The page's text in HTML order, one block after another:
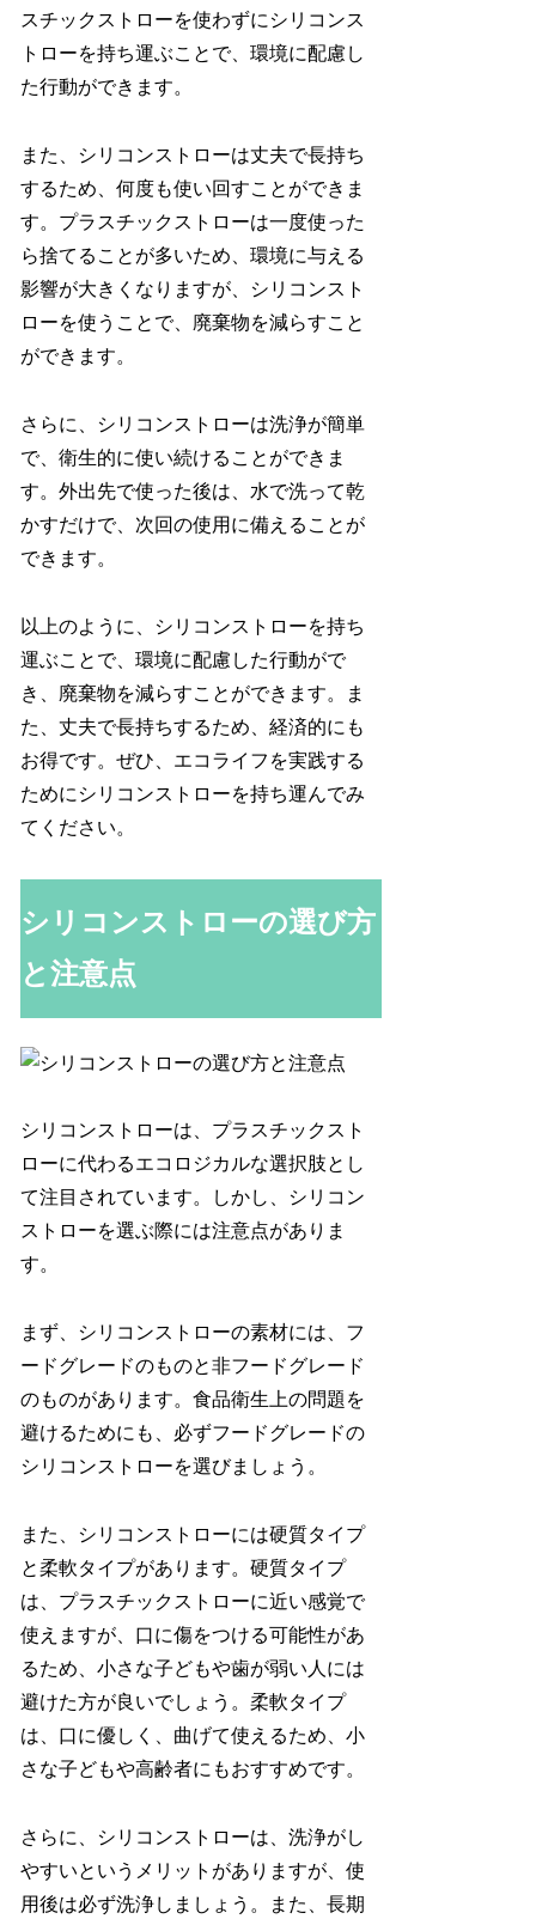
スチックストローを使わずにシリコンス
トローを持ち運ぶことで、環境に配慮し
た行動ができます。
また、シリコンストローは丈夫で長持ち
するため、何度も使い回すことができま
す。プラスチックストローは一度使った
ら捨てることが多いため、環境に与える
影響が大きくなりますが、シリコンスト
ローを使うことで、廃棄物を減らすこと
ができます。
さらに、シリコンストローは洗浄が簡単
で、衛生的に使い続けることができま
す。外出先で使った後は、水で洗って乾
かすだけで、次回の使用に備えることが
できます。
以上のように、シリコンストローを持ち
運ぶことで、環境に配慮した行動がで
き、廃棄物を減らすことができます。ま
た、丈夫で長持ちするため、経済的にも
お得です。ぜひ、エコライフを実践する
ためにシリコンストローを持ち運んでみ
てください。
シリコンストローの選び方
と注意点
シリコンストローは、プラスチックスト
ローに代わるエコロジカルな選択肢とし
て注目されています。しかし、シリコン
ストローを選ぶ際には注意点がありま
す。
まず、シリコンストローの素材には、フ
ードグレードのものと非フードグレード
のものがあります。食品衛生上の問題を
避けるためにも、必ずフードグレードの
シリコンストローを選びましょう。
また、シリコンストローには硬質タイプ
と柔軟タイプがあります。硬質タイプ
は、プラスチックストローに近い感覚で
使えますが、口に傷をつける可能性があ
るため、小さな子どもや歯が弱い人には
避けた方が良いでしょう。柔軟タイプ
は、口に優しく、曲げて使えるため、小
さな子どもや高齢者にもおすすめです。
さらに、シリコンストローは、洗浄がし
やすいというメリットがありますが、使
用後は必ず洗浄しましょう。また、長期